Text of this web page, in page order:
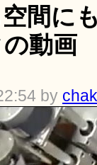
間に
動画
by